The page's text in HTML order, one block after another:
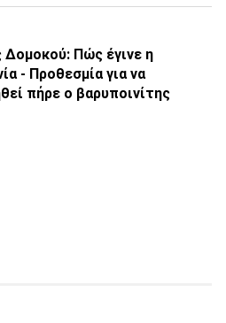
Δομοκού: Πώς έγινε η
- Προθεσμία για να
πήρε ο βαρυποινίτης